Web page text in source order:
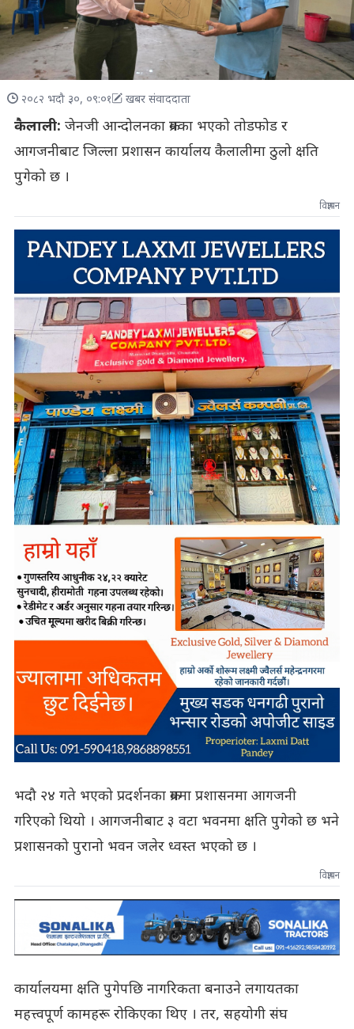
२०८२ भदौ ३०, ०९:०१ खबर संवाददाता
कैलाली: जेनजी आन्दोलनका क्रमका भएको तोडफोड र
आगजनीबाट जिल्ला प्रशासन कार्यालय कैलालीमा ठुलो क्षति
पुगेको छ ।
विज्ञापन
भदौ २४ गते भएको प्रदर्शनका क्रममा प्रशासनमा आगजनी
गरिएको थियो । आगजनीबाट ३ वटा भवनमा क्षति पुगेको छ भने
प्रशासनको पुरानो भवन जलेर ध्वस्त भएको छ ।
विज्ञापन
कार्यालयमा क्षति पुगेपछि नागरिकता बनाउने लगायतका
महत्त्वपूर्ण कामहरू रोकिएका थिए । तर, सहयोगी संघ